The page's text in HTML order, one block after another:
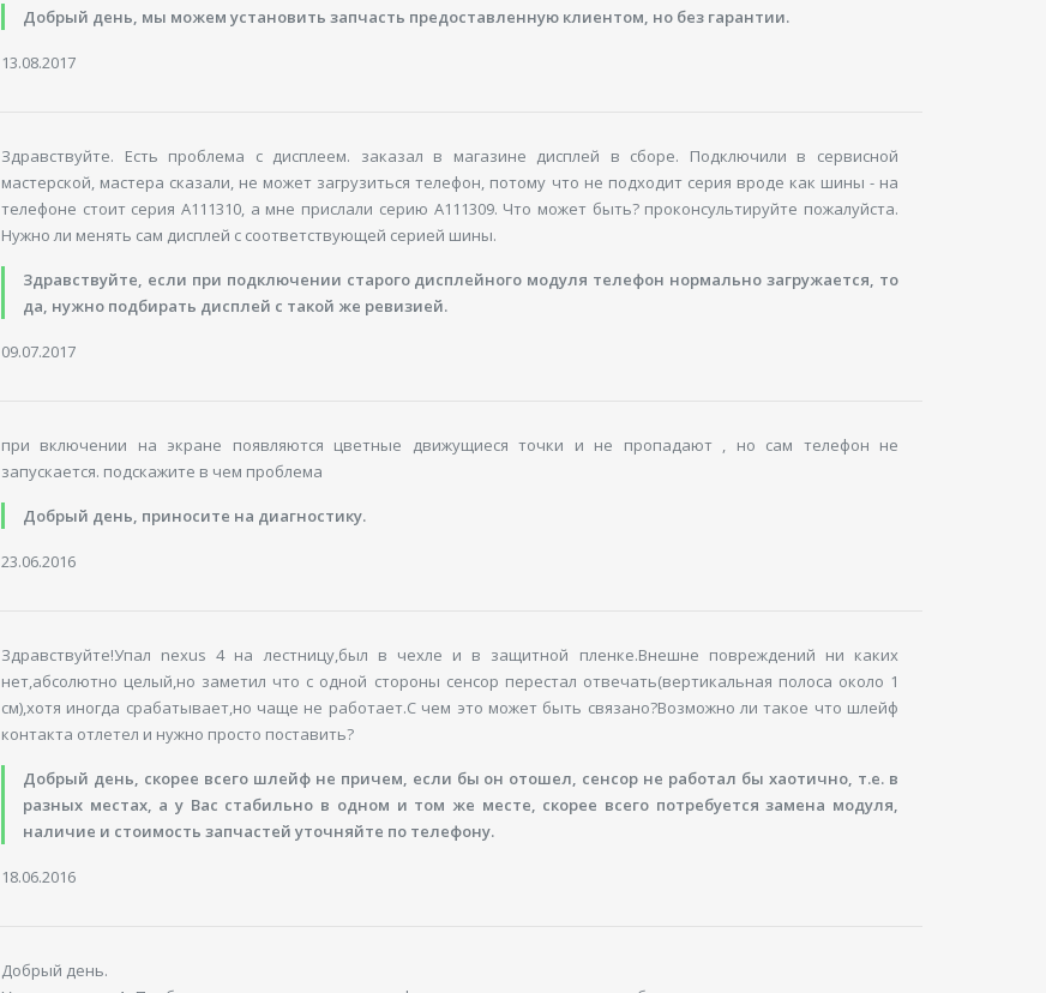
Добрый день, мы можем установить запчасть предоставленную клиентом, но без гарантии.
13.08.2017
Здравствуйте. Есть проблема с дисплеем. заказал в магазине дисплей в сборе. Подключили в сервисной
мастерской, мастера сказали, не может загрузиться телефон, потому что не подходит серия вроде как шины - на
телефоне стоит серия А111310, а мне прислали серию А111309. Что может быть? проконсультируйте пожалуйста.
Нужно ли менять сам дисплей с соответствующей серией шины.
Здравствуйте, если при подключении старого дисплейного модуля телефон нормально загружается, то
да, нужно подбирать дисплей с такой же ревизией.
09.07.2017
при включении на экране появляются цветные движущиеся точки и не пропадают , но сам телефон не
запускается. подскажите в чем проблема
Добрый день, приносите на диагностику.
23.06.2016
Здравствуйте!Упал nexus 4 на лестницу,был в чехле и в защитной пленке.Внешне повреждений ни каких
нет,абсолютно целый,но заметил что с одной стороны сенсор перестал отвечать(вертикальная полоса около 1
см),хотя иногда срабатывает,но чаще не работает.С чем это может быть связано?Возможно ли такое что шлейф
контакта отлетел и нужно просто поставить?
Добрый день, скорее всего шлейф не причем, если бы он отошел, сенсор не работал бы хаотично, т.е. в
разных местах, а у Вас стабильно в одном и том же месте, скорее всего потребуется замена модуля,
наличие и стоимость запчастей уточняйте по телефону.
18.06.2016
Добрый день.